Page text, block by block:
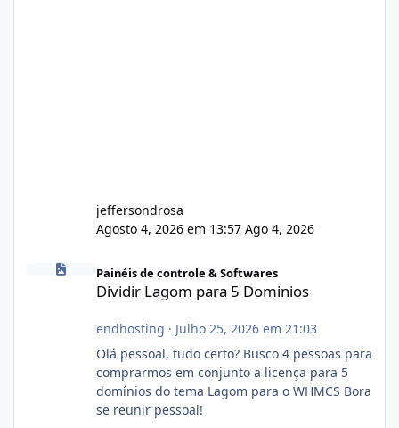
jeffersondrosa
Agosto 4, 2026 em 13:57 Ago 4, 2026
Dividir Lagom para 5 Dominios
Painéis de controle & Softwares
Dividir Lagom para 5 Dominios
endhosting · Julho 25, 2026 em 21:03
Olá pessoal, tudo certo? Busco 4 pessoas para
comprarmos em conjunto a licença para 5
domínios do tema Lagom para o WHMCS Bora
se reunir pessoal!